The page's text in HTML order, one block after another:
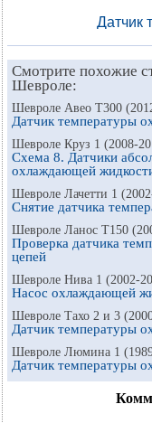
Датчик
Смотрите похожие
Шевроле:
Шевроле Авео Т300
Датчик температуры
Шевроле Круз 1 (2008-
Схема 8. Датчики
охлаждающей
Шевроле Лачетти 1
Снятие датчика
Шевроле Ланос Т150
Проверка датчика
цепей
Шевроле Нива 1 (2002-
Насос охлаждающей
Шевроле Тахо 2 и 3
Датчик температуры
Шевроле Люмина 1
Датчик температуры